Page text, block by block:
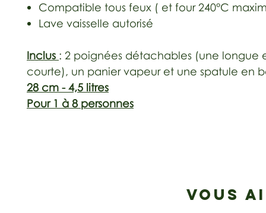
Compatible tous feux ( et four 240°C
Lave vaisselle autorisé
Inclus : 2 poignées détachables (une longue
courte), un panier vapeur et une spatule en
28 cm - 4,5 litres
Pour 1 à 8 personnes
VOUS